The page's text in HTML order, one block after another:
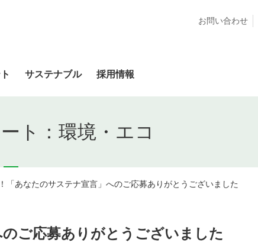
サステナブル 採用情報
お問い合わせ
ト：環境・エコ
「あなたのサステナ宣言」へのご応募ありがとうございました
ご応募ありがとうございました